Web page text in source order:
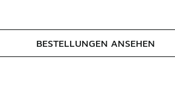
BESTELLUNGEN ANSEHEN